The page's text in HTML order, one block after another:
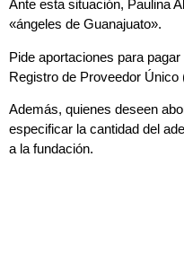
Ante esta situación, Paulina
«ángeles de Guanajuato».
Pide aportaciones para
Registro de Proveedor
Además, quienes deseen
especificar la cantidad del
a la fundación.